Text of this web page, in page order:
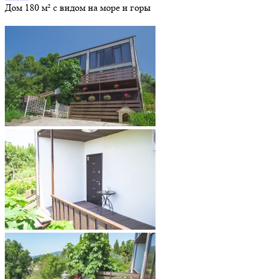
Дом 180 м² с видом на море и горы